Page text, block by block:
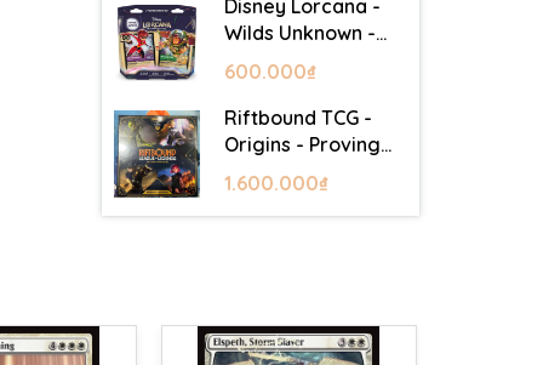
Disney Lorcana -
Wilds Unknown -
Starter Set
600.000₫
Riftbound TCG -
Origins - Proving
Grounds Box Set
1.600.000₫